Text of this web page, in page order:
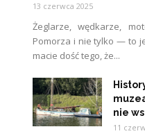
13 czerwca 2025
Żeglarze, wędkarze,
Pomorza i nie tylko — to
macie dość tego, że...
nie
11